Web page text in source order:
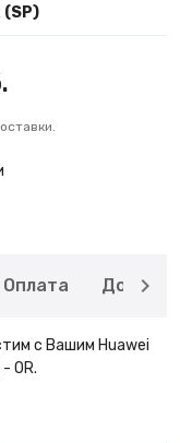
(SP)
Оплата
с Вашим Huawei
OR.